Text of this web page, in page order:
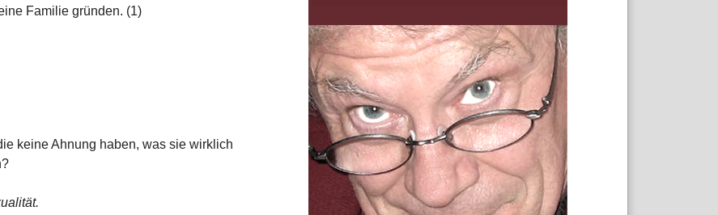
Familie gründen. (1)
keine Ahnung haben, was sie wirklich